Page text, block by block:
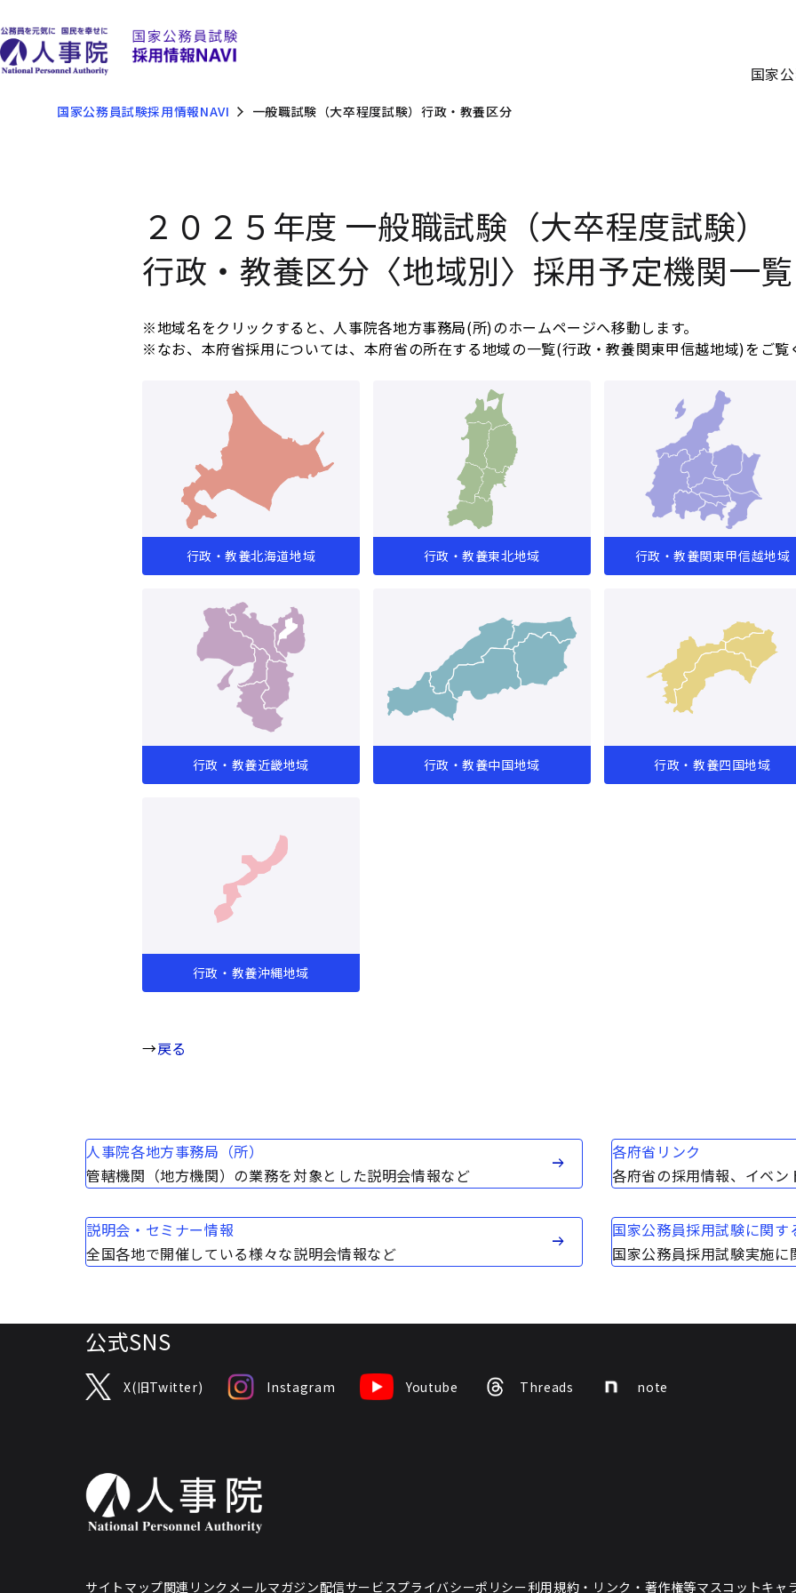
国家
国家公務員試験採用情報NAVI 一般職試験（大卒程度試験）行政・教養区分
２０２５年度 一般職試験 （大卒程度試験）
行政・教養区分〈地域別〉 採用予定機関一覧
※地域名をクリックすると、人事院各地方事務局(所)のホームページへ移動します。
※なお、本府省採用については、本府省の所在する地域の一覧(行政・教養関東甲信越地域)をご覧
行政・教養北海道地域 行政・教養東北地域 行政・教養関東甲信越地域
行政・教養近畿地域 行政・教養中国地域 行政・教養四国地域
行政・教養沖縄地域
→戻る
人事院各地方事務局（所）
管轄機関（地方機関）の業務を対象とした説明会情報など
各府省リンク
各府省の採用情報、イベン
説明会・セミナー情報
全国各地で開催している様々な説明会情報など
国家公務員採用試験に関す
国家公務員採用試験実施に
公式SNS
X(旧Twitter) Instagram Youtube Threads note
サイトマップ関連リンク メールマガジン配信サービスプライバシーポリシー利用規約・リンク・著作権等マスコットキャ